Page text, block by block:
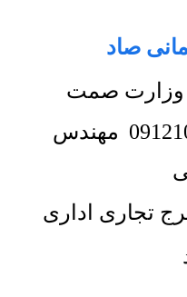
صاد
وزارت صمت
مهندس
تجاری اداری